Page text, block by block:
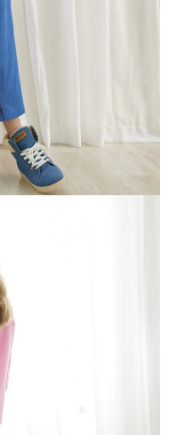
：
護人之同意方可使用
之損失，本公司不負相關責
帳號之用戶狀況，依本公司即
情形，本公司將視審查結果
。若發現惡意使用之情形，
額度並採取法律行動。